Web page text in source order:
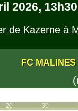
2026,
de Kazerne
FC MALINES
20 30